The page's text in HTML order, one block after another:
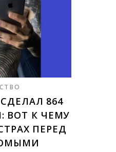
864
ВОТ К ЧЕМУ
ПЕРЕД